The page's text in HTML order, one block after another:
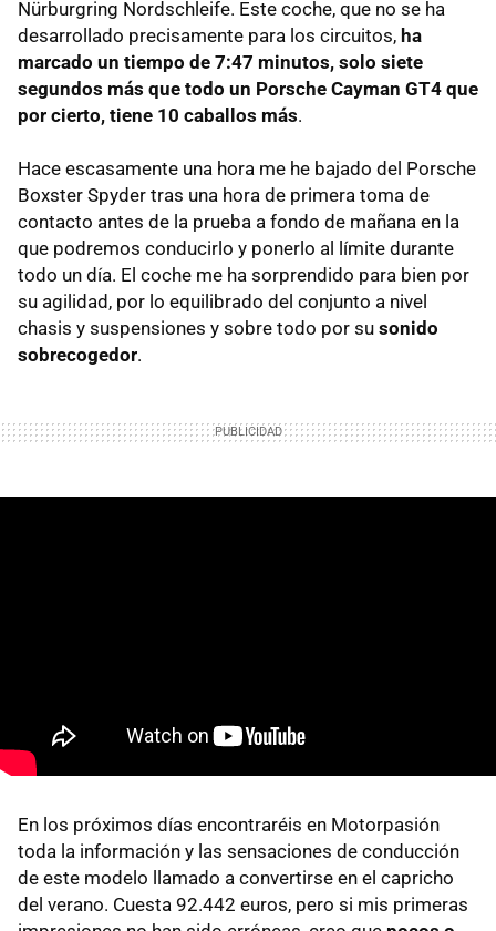
Nürburgring Nordschleife. Este coche, que no se ha
desarrollado precisamente para los circuitos, ha
marcado un tiempo de 7:47 minutos, solo siete
segundos más que todo un Porsche Cayman GT4 que
por cierto, tiene 10 caballos más.
Hace escasamente una hora me he bajado del Porsche
Boxster Spyder tras una hora de primera toma de
contacto antes de la prueba a fondo de mañana en la
que podremos conducirlo y ponerlo al límite durante
todo un día. El coche me ha sorprendido para bien por
su agilidad, por lo equilibrado del conjunto a nivel
chasis y suspensiones y sobre todo por su sonido
sobrecogedor.
En los próximos días encontraréis en Motorpasión
toda la información y las sensaciones de conducción
de este modelo llamado a convertirse en el capricho
del verano. Cuesta 92.442 euros, pero si mis primeras